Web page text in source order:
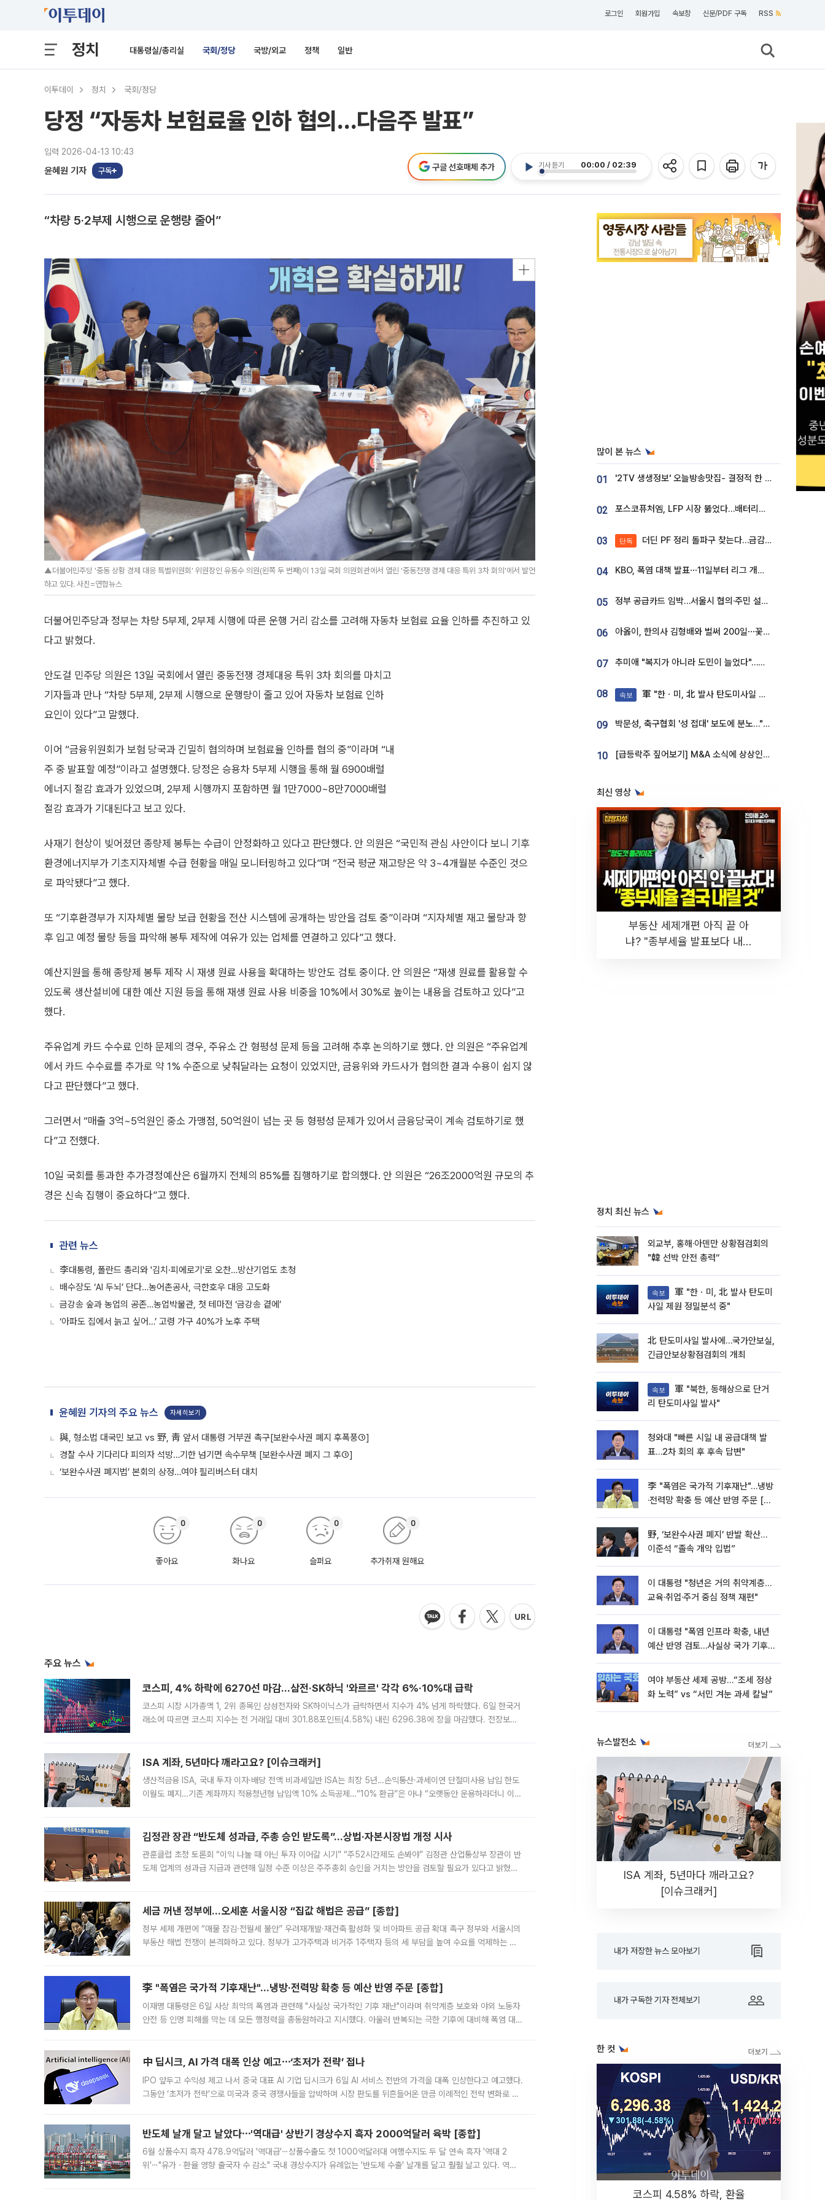
로그인 회원가입 속보창 신문/PDF 구독 RSS
정치 대통령실/총리실 국회/정당 국방/외교 정책 일반
이투데이 정치 국회/정당
당정 “자동차 보험료율 인하 협의…다음주 발표”
입력 2026-04-13 10:43
윤혜원 기자 구독
기사 듣기 00:00 / 02:39
구글 선호매체 추가
“차량 5·2부제 시행으로 운행량 줄어”
▲더불어민주당 '중동 상황 경제 대응 특별위원회' 위원장인 유동수 의원(왼쪽 두 번째)이 13일 국회 의원회관에서 열린 '중동전쟁 경제 대응 특위 3차 회의'에서 발언
하고 있다. 사진=연합뉴스
더불어민주당과 정부는 차량 5부제, 2부제 시행에 따른 운행 거리 감소를 고려해 자동차 보험료 요율 인하를 추진하고 있
다고 밝혔다.
안도걸 민주당 의원은 13일 국회에서 열린 중동전쟁 경제대응 특위 3차 회의를 마치고
기자들과 만나 “차량 5부제, 2부제 시행으로 운행량이 줄고 있어 자동차 보험료 인하
요인이 있다”고 말했다.
이어 “금융위원회가 보험 당국과 긴밀히 협의하며 보험료율 인하를 협의 중”이라며 “내
주 중 발표할 예정”이라고 설명했다. 당정은 승용차 5부제 시행을 통해 월 6900배럴
에너지 절감 효과가 있었으며, 2부제 시행까지 포함하면 월 1만7000~8만7000배럴
절감 효과가 기대된다고 보고 있다.
사재기 현상이 빚어졌던 종량제 봉투는 수급이 안정화하고 있다고 판단했다. 안 의원은 “국민적 관심 사안이다 보니 기후
환경에너지부가 기초지자체별 수급 현황을 매일 모니터링하고 있다”며 “전국 평균 재고량은 약 3~4개월분 수준인 것으
로 파악됐다”고 했다.
또 “기후환경부가 지자체별 물량 보급 현황을 전산 시스템에 공개하는 방안을 검토 중”이라며 “지자체별 재고 물량과 향
후 입고 예정 물량 등을 파악해 봉투 제작에 여유가 있는 업체를 연결하고 있다”고 했다.
예산지원을 통해 종량제 봉투 제작 시 재생 원료 사용을 확대하는 방안도 검토 중이다. 안 의원은 “재생 원료를 활용할 수
있도록 생산설비에 대한 예산 지원 등을 통해 재생 원료 사용 비중을 10%에서 30%로 높이는 내용을 검토하고 있다”고
했다.
주유업계 카드 수수료 인하 문제의 경우, 주유소 간 형평성 문제 등을 고려해 추후 논의하기로 했다. 안 의원은 “주유업계
에서 카드 수수료를 추가로 약 1% 수준으로 낮춰달라는 요청이 있었지만, 금융위와 카드사가 협의한 결과 수용이 쉽지 않
다고 판단했다”고 했다.
그러면서 “매출 3억~5억원인 중소 가맹점, 50억원이 넘는 곳 등 형평성 문제가 있어서 금융당국이 계속 검토하기로 했
다”고 전했다.
10일 국회를 통과한 추가경정예산은 6월까지 전체의 85%를 집행하기로 합의했다. 안 의원은 “26조2000억원 규모의 추
경은 신속 집행이 중요하다”고 했다.
관련 뉴스
李대통령, 폴란드 총리와 '김치·피에로기'로 오찬…방산기업도 초청
배수장도 ‘AI 두뇌’ 단다…농어촌공사, 극한호우 대응 고도화
금강송 숲과 농업의 공존…농업박물관, 첫 테마전 ‘금강송 곁에’
‘아파도 집에서 늙고 싶어…’ 고령 가구 40%가 노후 주택
윤혜원 기자의 주요 뉴스 자세히보기
與, 형소법 대국민 보고 vs 野, 靑 앞서 대통령 거부권 촉구[보완수사권 폐지 후폭풍①]
경찰 수사 기다리다 피의자 석방…기한 넘기면 속수무책 [보완수사권 폐지 그 후①]
‘보완수사권 폐지법’ 본회의 상정…여야 필리버스터 대치
좋아요
0
화나요
0
슬퍼요
0
추가취재 원해요
0
주요 뉴스
코스피, 4% 하락에 6270선 마감…삼전·SK하닉 '와르르' 각각 6%·10%대 급락
코스피 시장 시가총액 1, 2위 종목인 삼성전자와 SK하이닉스가 급락하면서 지수가 4% 넘게 하락했다. 6일 한국거
래소에 따르면 코스피 지수는 전 거래일 대비 301.88포인트(4.58%) 내린 6296.38에 장을 마감했다. 전장보다
ISA 계좌, 5년마다 깨라고요? [이슈크래커]
생산적금융 ISA, 국내 투자 이자·배당 전액 비과세일반 ISA는 최장 5년…손익통산·과세이연 단절미사용 납입 한도
이월도 폐지…기존 계좌까지 적용청년형 납입액 10% 소득공제…“10% 환급”은 아냐 “오랫동안 운용하라더니 이제
김정관 장관 “반도체 성과급, 주총 승인 받도록”…상법·자본시장법 개정 시사
관훈클럽 초청 토론회 “이익 나눌 때 아닌 투자 이어갈 시기” “주52시간제도 손봐야” 김정관 산업통상부 장관이 반
도체 업계의 성과급 지급과 관련해 일정 수준 이상은 주주총회 승인을 거치는 방안을 검토할 필요가 있다고 밝혔다.
세금 꺼낸 정부에…오세훈 서울시장 “집값 해법은 공급” [종합]
정부 세제 개편에 “매물 잠김·전월세 불안” 우려재개발·재건축 활성화 및 비아파트 공급 확대 촉구 정부와 서울시의
부동산 해법 전쟁이 본격화하고 있다. 정부가 고가주택과 비거주 1주택자 등의 세 부담을 높여 수요를 억제하는 카
李 "폭염은 국가적 기후재난"…냉방·전력망 확충 등 예산 반영 주문 [종합]
이재명 대통령은 6일 사상 최악의 폭염과 관련해 "사실상 국가적인 기후 재난"이라며 취약계층 보호와 야외 노동자
안전 등 인명 피해를 막는 데 모든 행정력을 총동원하라고 지시했다. 아울러 반복되는 극한 기후에 대비해 폭염 대응
中 딥시크, AI 가격 대폭 인상 예고⋯‘초저가 전략’ 접나
IPO 앞두고 수익성 제고 나서 중국 대표 AI 기업 딥시크가 6일 AI 서비스 전반의 가격을 대폭 인상한다고 예고했다.
그동안 ‘초저가 전략’으로 미국과 중국 경쟁사들을 압박하며 시장 판도를 뒤흔들어온 만큼 이례적인 전략 변화로 평
반도체 날개 달고 날았다⋯'역대급' 상반기 경상수지 흑자 2000억달러 육박 [종합]
6월 상품수지 흑자 478.9억달러 '역대급'⋯상품수출도 첫 1000억달러대 여행수지도 두 달 연속 흑자 '역대 2
위'⋯"유가ㆍ환율 영향 출국자 수 감소" 국내 경상수지가 유례없는 '반도체 수출' 날개를 달고 훨훨 날고 있다. 역대
많이 본 뉴스
01 '2TV 생생정보' 오늘방송맛집- 결정적 한 수, 3종 메밀면! 메밀 소바 맛집 '의○○○○'
02 포스코퓨처엠, LFP 시장 뚫었다…배터리사와 대규모 장기 공급 합의
03 단독 더딘 PF 정리 돌파구 찾는다…금감원, 1년 반 만에 매각설명회 재개
04 KBO, 폭염 대책 발표⋯11일부터 리그 개시ㆍ경기 오후 7시 시작
05 정부 공급카드 임박…서울시 협의·주민 설득이 성패 가른다 [부동산 해법 전쟁]
06 아옳이, 한의사 김형배와 벌써 200일⋯꽃다발 들고 "프러포즈 아냐"
07 추미애 "복지가 아니라 도민이 늘었다"…재정난 책임론 정면돌파
08 속보 軍 "한ㆍ미, 北 발사 탄도미사일 제원 정밀분석 중"
09 박문성, 축구협회 '성 접대' 보도에 분노…"다 말아먹으려고 작정했나"
10 [급등락주 짚어보기] M&A 소식에 상상인증권ㆍ유니켐 ‘상한가’⋯유증 제동 걸린 SK디앤디↑
최신 영상
부동산 세제개편 아직 끝 아
냐? "종부세율 발표보다 내릴
정치 최신 뉴스
외교부, 홍해·아덴만 상황점검회의
"韓 선박 안전 총력“
속보
사일 제원 정밀분석 중"
北 탄도미사일 발사에…국가안보실,
긴급안보상황점검회의 개최
속보
리 탄도미사일 발사"
청와대 "빠른 시일 내 공급대책 발
표…2차 회의 후 후속 답변"
李 "폭염은 국가적 기후재난"…냉방
·전력망 확충 등 예산 반영 주문 [종
野, ‘보완수사권 폐지’ 반발 확산…
이준석 “졸속 개악 입법”
이 대통령 "청년은 거의 취약계층…
교육·취업·주거 중심 정책 재편"
이 대통령 "폭염 인프라 확충, 내년
예산 반영 검토…사실상 국가 기후
여야 부동산 세제 공방…“조세 정상
화 노력” vs “서민 겨눈 과세 칼날”
뉴스발전소
ISA 계좌, 5년마다 깨라고요?
[이슈크래커]
내가 저장한 뉴스 모아보기
내가 구독한 기자 전체보기
한 컷
코스피 4.58% 하락, 환율